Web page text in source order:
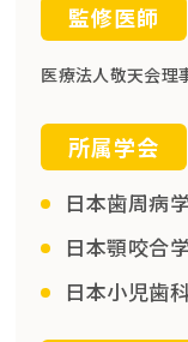
監修医師
医療法人敬天会
所属学会
日本歯周病
日本顎咬合
日本小児歯